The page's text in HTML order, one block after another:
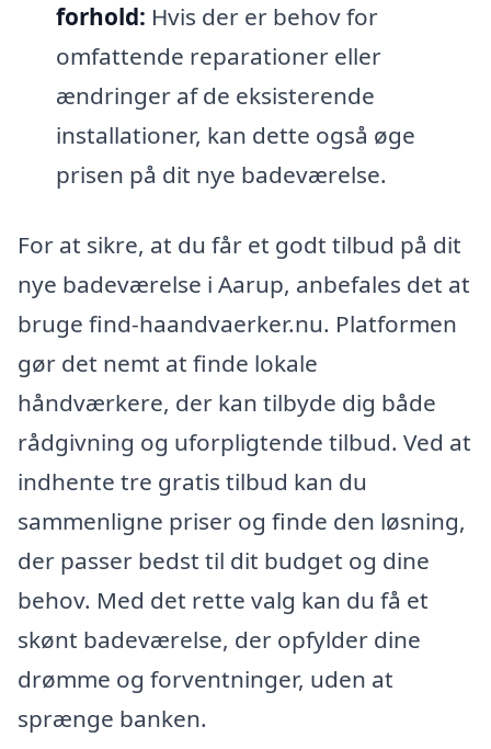
forhold: Hvis der er behov for
omfattende reparationer eller
ændringer af de eksisterende
installationer, kan dette også øge
prisen på dit nye badeværelse.
For at sikre, at du får et godt tilbud på dit
nye badeværelse i Aarup, anbefales det at
bruge find-haandvaerker.nu. Platformen
gør det nemt at finde lokale
håndværkere, der kan tilbyde dig både
rådgivning og uforpligtende tilbud. Ved at
indhente tre gratis tilbud kan du
sammenligne priser og finde den løsning,
der passer bedst til dit budget og dine
behov. Med det rette valg kan du få et
skønt badeværelse, der opfylder dine
drømme og forventninger, uden at
sprænge banken.